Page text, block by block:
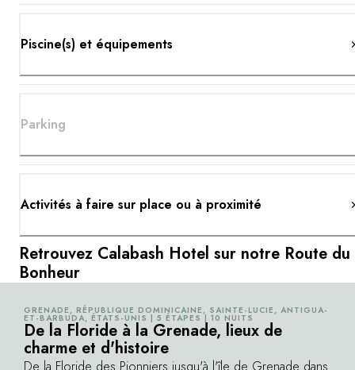
Piscine(s) et équipements
Parking
Activités à faire sur place ou à proximité
Retrouvez Calabash Hotel sur notre Route du
Bonheur
GRENADE, RÉPUBLIQUE DOMINICAINE, SAINTE-LUCIE, ANTIGUA-
ET-BARBUDA, ÉTATS-UNIS | 5 ÉTAPES | 10 NUITS
De la Floride à la Grenade, lieux de
charme et d'histoire
De la Floride des Pionniers jusqu'à l'île de Grenade dans